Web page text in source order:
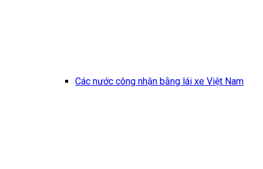
Các nước công nhận bằng lái xe Việt Nam